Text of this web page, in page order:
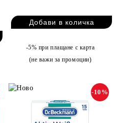
-5% при плащане с карта
(не важи за промоции)
-10%